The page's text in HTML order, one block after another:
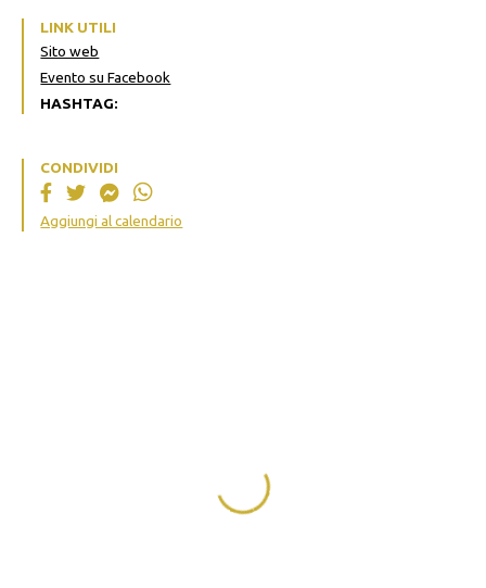
LINK UTILI
Sito web
Evento su Facebook
HASHTAG:
CONDIVIDI
Aggiungi al calendario